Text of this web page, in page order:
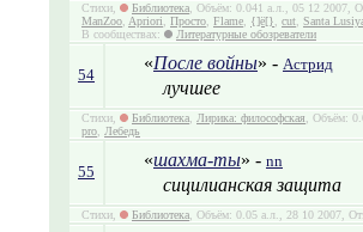
Стихи, Библиотека , Объём: 0.041 а.л., 05 12 2007,
ManZoo Apriori Просто Flame {]ё[} cut Santa
В сообществах:
Литературные обозреватели
54
«После войны» - Астрид
лучшее
Стихи, Библиотека Лирика: философская , Объём:
pro
Лебедь
55
«шахма-ты» - nn
сицилианская защита
Стихи, Библиотека , Объём: 0.05 а.л., 28 10 2007,